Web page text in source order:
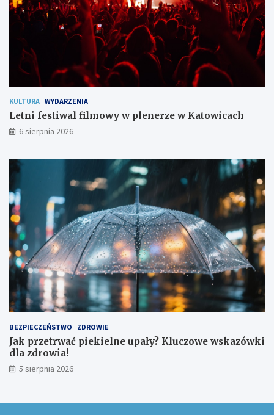
z
KULTURA WYDARZENIA
Letni festiwal filmowy w plenerze w Katowicach
6 sierpnia 2026
BEZPIECZEŃSTWO ZDROWIE
Jak przetrwać piekielne upały? Kluczowe wskazówki
dla zdrowia!
5 sierpnia 2026